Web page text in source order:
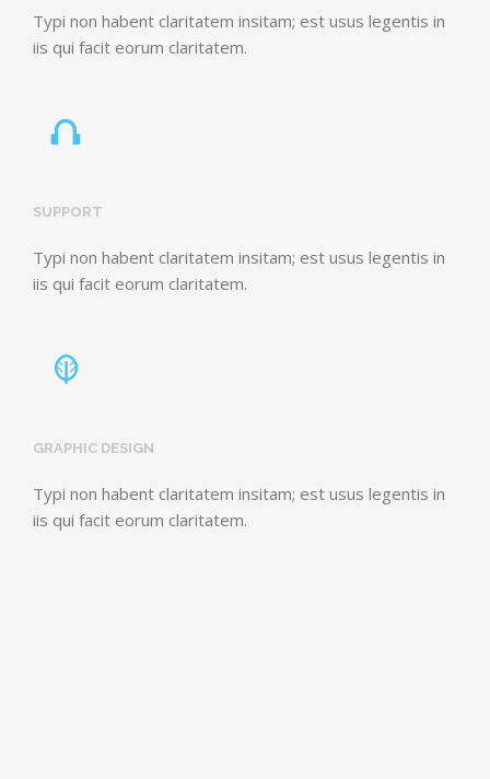
Typi non habent claritatem insitam; est usus legentis in
iis qui facit eorum claritatem.
SUPPORT
Typi non habent claritatem insitam; est usus legentis in
iis qui facit eorum claritatem.
GRAPHIC DESIGN
Typi non habent claritatem insitam; est usus legentis in
iis qui facit eorum claritatem.